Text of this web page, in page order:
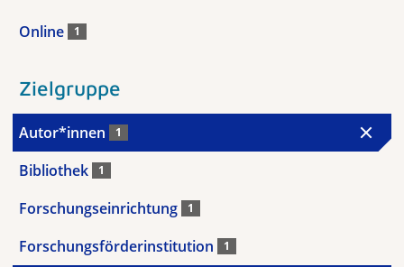
Online 1
Zielgruppe
Autor*innen 1
Bibliothek 1
Forschungseinrichtung 1
Forschungsförderinstitution 1